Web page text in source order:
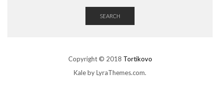
SEARCH
Copyright © 2018 Tortikovo
Kaleby LyraThemes.com.